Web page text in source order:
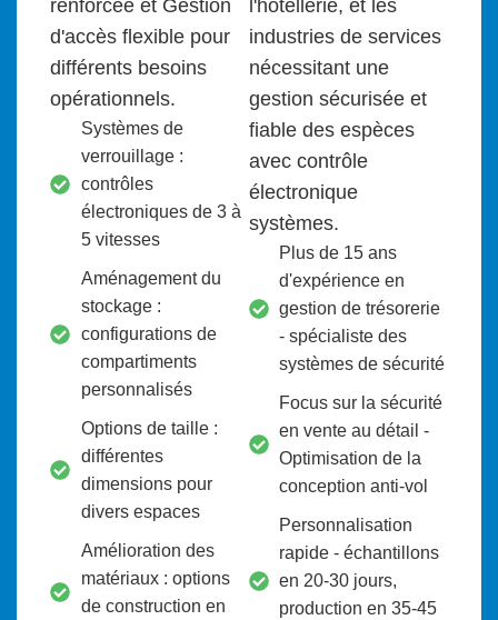
renforcée et Gestion
d'accès flexible pour
différents besoins
opérationnels.
Systèmes de
verrouillage :
contrôles
électroniques de 3 à
5 vitesses
Aménagement du
stockage :
configurations de
compartiments
personnalisés
Options de taille :
différentes
dimensions pour
divers espaces
Amélioration des
matériaux : options
de construction en
l'hôtellerie, et les
industries de services
nécessitant une
gestion sécurisée et
fiable des espèces
avec contrôle
électronique
systèmes.
Plus de 15 ans
d'expérience en
gestion de trésorerie
- spécialiste des
systèmes de sécurité
Focus sur la sécurité
en vente au détail -
Optimisation de la
conception anti-vol
Personnalisation
rapide - échantillons
en 20-30 jours,
production en 35-45